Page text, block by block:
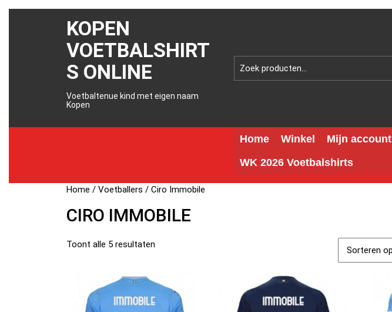
KOPEN
VOETBALSHIRT
S ONLINE
Voetbaltenue kind met eigen naam
Kopen
Home Winkel Mijn account
WK 2026 Voetbalshirts
Home /Voetballers / Ciro Immobile
CIRO IMMOBILE
Toont alle 5 resultaten